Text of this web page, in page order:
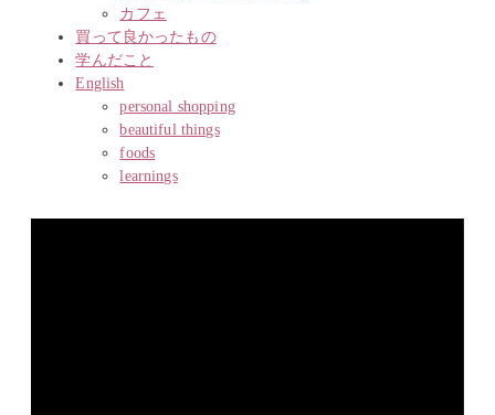
カフェ
買って良かったもの
学んだこと
English
personal shopping
beautiful things
foods
learnings